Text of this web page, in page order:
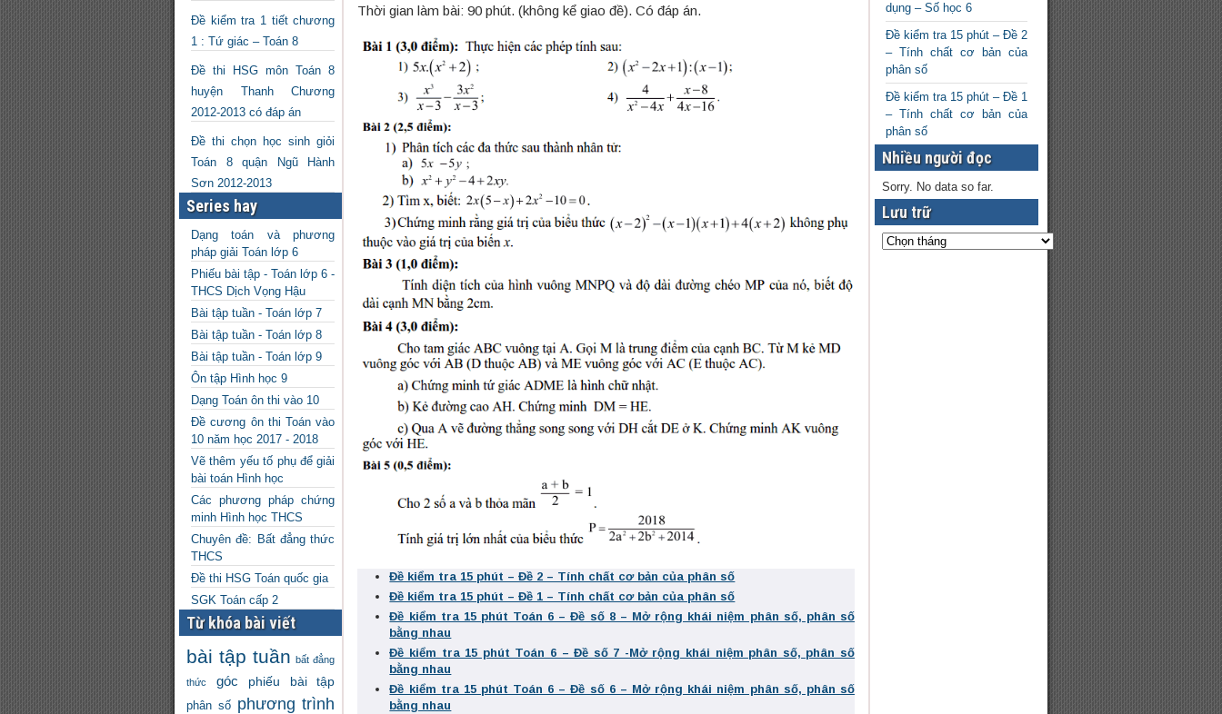
Đề kiểm tra 1 tiết chương
1 : Tứ giác – Toán 8
Đề thi HSG môn Toán 8
huyện Thanh Chương
2012-2013 có đáp án
Đề thi chọn học sinh giỏi
Toán 8 quận Ngũ Hành
Sơn 2012-2013
Series hay
Dạng toán và phương
pháp giải Toán lớp 6
Phiếu bài tập - Toán lớp 6 -
THCS Dịch Vọng Hậu
Bài tập tuần - Toán lớp 7
Bài tập tuần - Toán lớp 8
Bài tập tuần - Toán lớp 9
Ôn tập Hình học 9
Dạng Toán ôn thi vào 10
Đề cương ôn thi Toán vào
10 năm học 2017 - 2018
Vẽ thêm yếu tố phụ để giải
bài toán Hình học
Các phương pháp chứng
minh Hình học THCS
Chuyên đề: Bất đẳng thức
THCS
Đề thi HSG Toán quốc gia
SGK Toán cấp 2
Từ khóa bài viết
bài tập tuần bất đẳng
thức góc phiếu bài tập
phân số phương trình
Thời gian làm bài: 90 phút. (không kể giao đề). Có đáp án.
Đề kiểm tra 15 phút – Đề 2 – Tính chất cơ bản của phân số
Đề kiểm tra 15 phút – Đề 1 – Tính chất cơ bản của phân số
Đề kiểm tra 15 phút Toán 6 – Đề số 8 – Mở rộng khái niệm phân số, phân số
bằng nhau
Đề kiểm tra 15 phút Toán 6 – Đề số 7 -Mở rộng khái niệm phân số, phân số
bằng nhau
Đề kiểm tra 15 phút Toán 6 – Đề số 6 – Mở rộng khái niệm phân số, phân số
bằng nhau
dụng – Số học 6
Đề kiểm tra 15 phút – Đề 2
– Tính chất cơ bản của
phân số
Đề kiểm tra 15 phút – Đề 1
– Tính chất cơ bản của
phân số
Nhiều người đọc
Sorry. No data so far.
Lưu trữ